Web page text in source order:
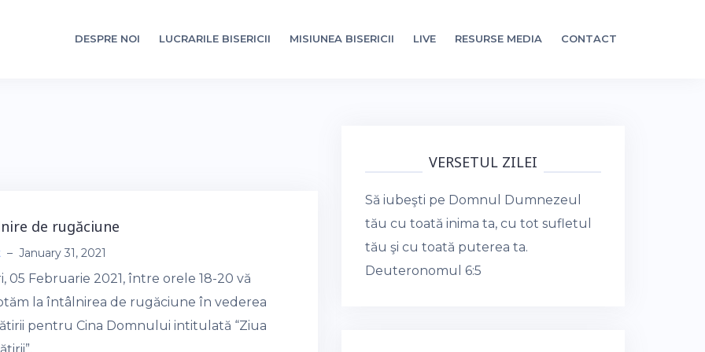
DESPRE NOI LUCRARILE BISERICII MISIUNEA BISERICII LIVE RESURSE MEDIA CONTACT
de rugăciune
– January 31, 2021
05 Februarie 2021, între orele 18-20 vă
la întâlnirea de rugăciune în vederea
pentru Cina Domnului intitulată “Ziua
VERSETUL ZILEI
Să iubeşti pe Domnul Dumnezeul
tău cu toată inima ta, cu tot sufletul
tău şi cu toată puterea ta.
Deuteronomul 6:5